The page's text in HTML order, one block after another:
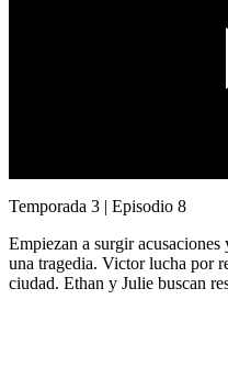
Temporada 3 | Episodio 8
Empiezan a surgir acusaciones
una tragedia. Victor lucha por
ciudad. Ethan y Julie buscan